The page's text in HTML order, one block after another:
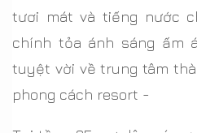
tươi mát và tiếng nước
chính tỏa ánh sáng ấm
tuyệt vời về trung tâm
phong cách resort -